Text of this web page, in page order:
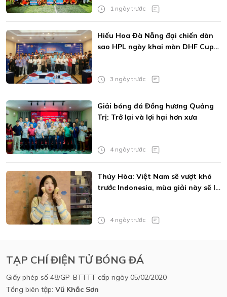
1 ngày trước
Hiếu Hoa Đà Nẵng đại chiến dàn
sao HPL ngày khai màn DHF Cup
3 ngày trước
Giải bóng đá Đồng hương Quảng
Trị: Trở lại và lợi hại hơn xưa
4 ngày trước
Thúy Hòa: Việt Nam sẽ vượt khó
trước Indonesia, mùa giải này sẽ là
4 ngày trước
TẠP CHÍ ĐIỆN TỬ BÓNG ĐÁ
Giấy phép số 48/GP-BTTTT cấp ngày 05/02/2020
Tổng biên tập: Vũ Khắc Sơn